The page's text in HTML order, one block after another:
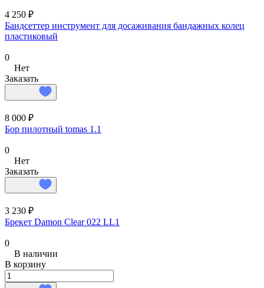
4 250 ₽
Бандсеттер инструмент для досаживания бандажных колец
пластиковый
0
Нет
Заказать
8 000 ₽
Бор пилотный tomas 1.1
0
Нет
Заказать
3 230 ₽
Брекет Damon Clear 022 LL1
0
В наличии
В корзину